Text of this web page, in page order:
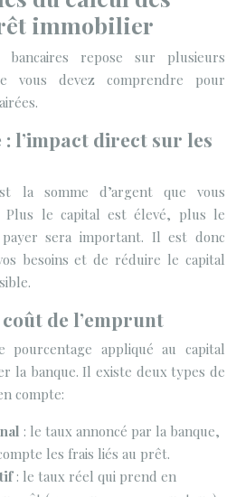
immobilier
repose sur plusieurs
vous devez comprendre pour
l’impact direct sur les
la somme d’argent que vous
Plus le capital est élevé, plus le
sera important. Il est donc
besoins et de réduire le capital
de l’emprunt
appliqué au capital
la banque. Il existe deux types de
compte:
: le taux annoncé par la banque,
les frais liés au prêt.
: le taux réel qui prend en